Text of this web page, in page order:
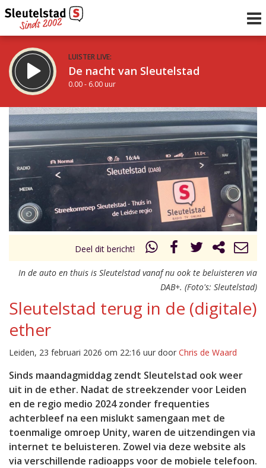
LUISTER LIVE:
De nacht van Sleutelstad
0.00 - 6.00 uur
STRAKS:
De ochtend van Sleutelstad
6.00 - 12.00 uur
Vorig uur
uur 1 van 0 Volgend uur
Deel dit bericht!
In de auto en thuis is Sleutelstad vanaf nu ook te beluisteren via
DAB+. (Foto's: Sleutelstad)
Sleutelstad terug in de (digitale)
ether
Leiden, 23 februari 2026 om 22:16 uur door Chris de Waard
Sinds maandagmiddag zendt Sleutelstad ook weer
uit in de ether. Nadat de streekzender voor Leiden
en de regio medio 2024 zonder frequenties
achterbleef na een mislukt samengaan met de
toenmalige omroep Unity, waren de uitzendingen via
internet te beluisteren. Zowel via deze website als
via verschillende radioapps voor de mobiele telefoon.